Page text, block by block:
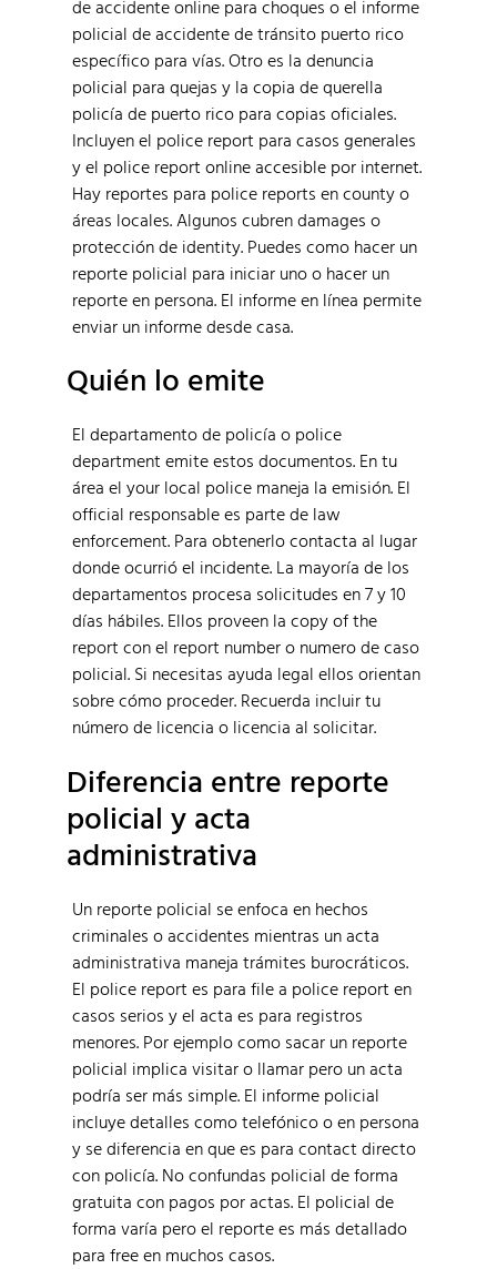
de accidente online para choques o el informe
policial de accidente de tránsito puerto rico
específico para vías. Otro es la denuncia
policial para quejas y la copia de querella
policía de puerto rico para copias oficiales.
Incluyen el police report para casos generales
y el police report online accesible por internet.
Hay reportes para police reports en county o
áreas locales. Algunos cubren damages o
protección de identity. Puedes como hacer un
reporte policial para iniciar uno o hacer un
reporte en persona. El informe en línea permite
enviar un informe desde casa.
Quién lo emite
El departamento de policía o police
department emite estos documentos. En tu
área el your local police maneja la emisión. El
official responsable es parte de law
enforcement. Para obtenerlo contacta al lugar
donde ocurrió el incidente. La mayoría de los
departamentos procesa solicitudes en 7 y 10
días hábiles. Ellos proveen la copy of the
report con el report number o numero de caso
policial. Si necesitas ayuda legal ellos orientan
sobre cómo proceder. Recuerda incluir tu
número de licencia o licencia al solicitar.
Diferencia entre reporte
policial y acta
administrativa
Un reporte policial se enfoca en hechos
criminales o accidentes mientras un acta
administrativa maneja trámites burocráticos.
El police report es para file a police report en
casos serios y el acta es para registros
menores. Por ejemplo como sacar un reporte
policial implica visitar o llamar pero un acta
podría ser más simple. El informe policial
incluye detalles como telefónico o en persona
y se diferencia en que es para contact directo
con policía. No confundas policial de forma
gratuita con pagos por actas. El policial de
forma varía pero el reporte es más detallado
para free en muchos casos.